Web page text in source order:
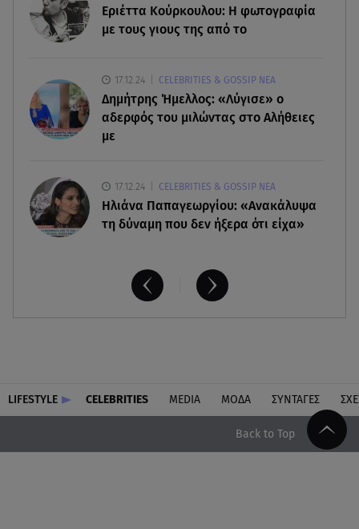
08.08.26 , 17:44
Νεκρή μεγαλόσωμη αρκούδα στην Καστοριά,
πιθανόν από πυροβολισμό
08.08.26 , 17:32
Τζο Μπάιντεν: Ο καρκίνος έχει εξαπλωθεί - Η
ανακοίνωση του γιου του
Εριέττα Κούρκουλου: Η φωτογραφία
με τους γιους της από το
17.12.24 CELEBRITIES & GOSSIP ΝΕΑ
Δημήτρης Ήμελλος: «Λύγισε» ο
αδερφός του μιλώντας στο Αλήθειες
με
17.12.24 CELEBRITIES & GOSSIP ΝΕΑ
Ηλιάνα Παπαγεωργίου: «Ανακάλυψα
τη δύναμη που δεν ήξερα ότι είχα»
LIFESTYLE CELEBRITIES MEDIA ΜΟΔΑ ΣΥΝΤΑΓΕΣ
Back to Top